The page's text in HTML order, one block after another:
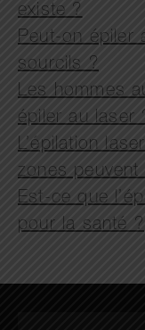
existe ?
Peut-on épiler
sourcils ?
Les hommes
épiler au laser
L’épilation
zones
Est-ce que
pour la santé ?